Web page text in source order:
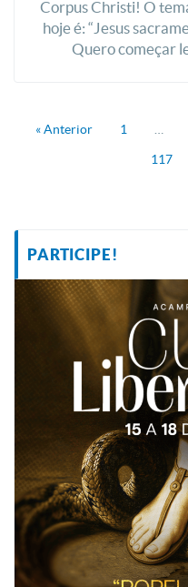
Corpus Christi! O
hoje é: “Jesus
Quero começar
« Anterior 1
117
PARTICIPE!